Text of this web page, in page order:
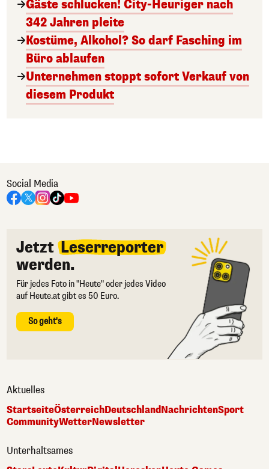
Gäste schlucken! City-Heuriger nach
342 Jahren pleite
Kostüme, Alkohol? So darf Fasching im
Büro ablaufen
Unternehmen stoppt sofort Verkauf von
diesem Produkt
Social Media
Jetzt Leserreporter
werden.
Für jedes Foto in "Heute" oder jedes Video
auf Heute.at gibt es 50 Euro.
So geht's
Aktuelles
StartseiteÖsterreichDeutschlandNachrichtenSport
CommunityWetterNewsletter
Unterhaltsames